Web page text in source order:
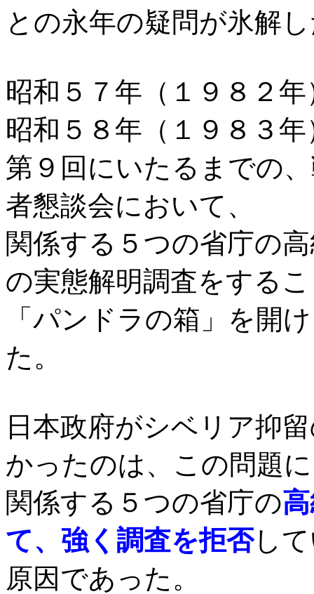
との永年の疑問が氷解
昭和５７年（１９８２
昭和５８年（１９８３
第９回にいたるまでの
者懇談会において、
関係する５つの省庁の
の実態解明調査をする
「パンドラの箱」を開
た。
日本政府がシベリア抑
かったのは、この問題に
関係する５つの省庁の
て、強く調査を拒否し
原因であった。